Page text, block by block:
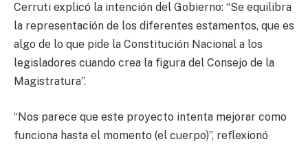
Cerruti explicó la intención del Gobierno: “Se equilibra
la representación de los diferentes estamentos, que es
algo de lo que pide la Constitución Nacional a los
legisladores cuando crea la figura del Consejo de la
Magistratura”.
“Nos parece que este proyecto intenta mejorar como
funciona hasta el momento (el cuerpo)”, reflexionó